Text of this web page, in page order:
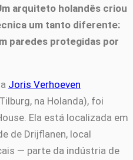
arquiteto holandês criou
um tanto diferente:
paredes protegidas por
Joris Verhoeven
na Holanda), foi
Ela está localizada em
de Drijflanen, local
— parte da indústria de